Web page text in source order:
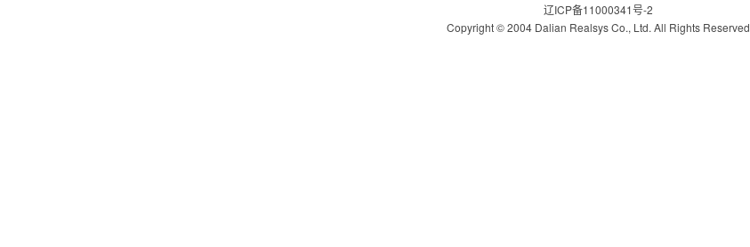
辽ICP备11000341号-2
Copyright © 2004 Dalian Realsys Co., Ltd. All Rights Reserved